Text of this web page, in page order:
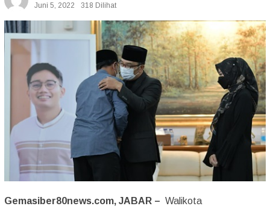
Juni 5, 2022
318 Dilihat
Gemasiber80news.com, JABAR – Walikota